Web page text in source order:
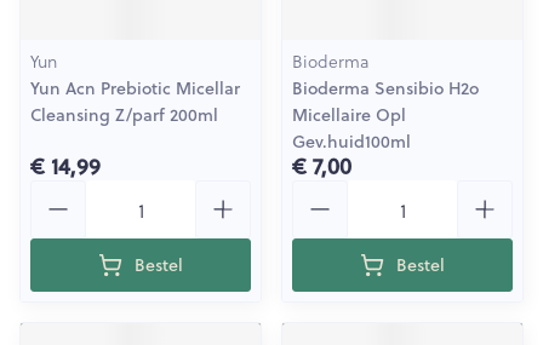
Yun
Yun Acn Prebiotic Micellar
Cleansing Z/parf 200ml
€ 14,99
Bestel
Bioderma
Bioderma Sensibio H2o
Micellaire Opl
Gev.huid100ml
€ 7,00
Bestel